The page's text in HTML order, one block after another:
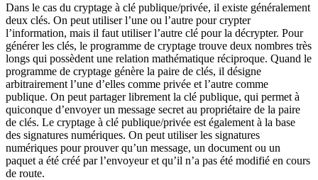
Dans le cas du cryptage à clé publique/privée, il existe généralement
deux clés. On peut utiliser l’une ou l’autre pour crypter
l’information, mais il faut utiliser l’autre clé pour la décrypter. Pour
générer les clés, le programme de cryptage trouve deux nombres très
longs qui possèdent une relation mathématique réciproque. Quand le
programme de cryptage génère la paire de clés, il désigne
arbitrairement l’une d’elles comme privée et l’autre comme
publique. On peut partager librement la clé publique, qui permet à
quiconque d’envoyer un message secret au propriétaire de la paire
de clés. Le cryptage à clé publique/privée est également à la base
des signatures numériques. On peut utiliser les signatures
numériques pour prouver qu’un message, un document ou un
paquet a été créé par l’envoyeur et qu’il n’a pas été modifié en cours
de route.